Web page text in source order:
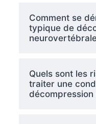
Comment se
typique de
Quels sont les
traiter une
décompression